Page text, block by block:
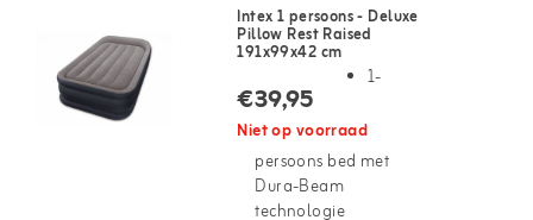
Intex 1 persoons - Deluxe
Pillow Rest Raised
191x99x42 cm
€39,95
Niet op voorraad
1-
persoons bed met
Dura-Beam
technologie